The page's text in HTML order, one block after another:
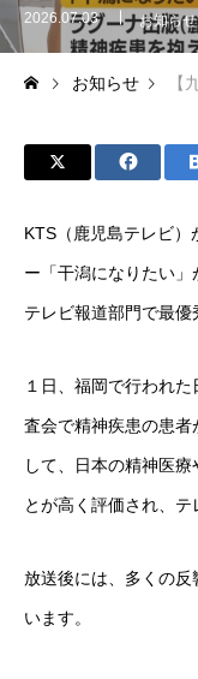
地域とのつながり
パブリシティ
お問い合わせ
オンラインショッ
就労継続支援A型
シナプスの笑いとは
シナプスの笑い
シナプスの笑いバック
2026.07.03 お知らせ
お知らせ 【九州・
KTS（鹿児島テレビ）
ー「干潟になりたい
テレビ報道部門で最優
１日、福岡で行われ
査会で精神疾患の患者
して、日本の精神医
とが高く評価され、テ
放送後には、多くの
います。